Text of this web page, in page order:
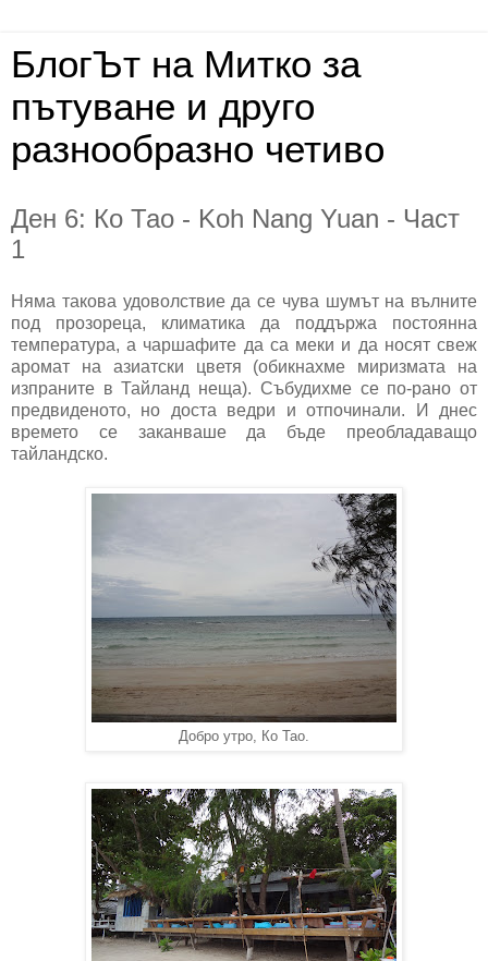
БлогЪт на Митко за
пътуване и друго
разнообразно четиво
Ден 6: Ко Тао - Koh Nang Yuan - Част
1
Няма такова удоволствие да се чува шумът на вълните
под прозореца, климатика да поддържа постоянна
температура, а чаршафите да са меки и да носят свеж
аромат на азиатски цветя (обикнахме миризмата на
изпраните в Тайланд неща). Събудихме се по-рано от
предвиденото, но доста ведри и отпочинали. И днес
времето се заканваше да бъде преобладаващо
тайландско.
Добро утро, Ко Тао.